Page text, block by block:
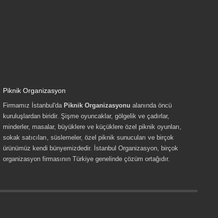
Piknik Organizasyon
Firmamız İstanbul'da Piknik Organizasyonu alanında öncü
kuruluşlardan biridir. Şişme oyuncaklar, gölgelik ve çadırlar,
minderler, masalar, büyüklere ve küçüklere özel piknik oyunları,
sokak satıcıları, süslemeler, özel piknik sunucuları ve birçok
ürünümüz kendi bünyemizdedir. İstanbul Organizasyon, birçok
organizasyon firmasının Türkiye genelinde çözüm ortağıdır.